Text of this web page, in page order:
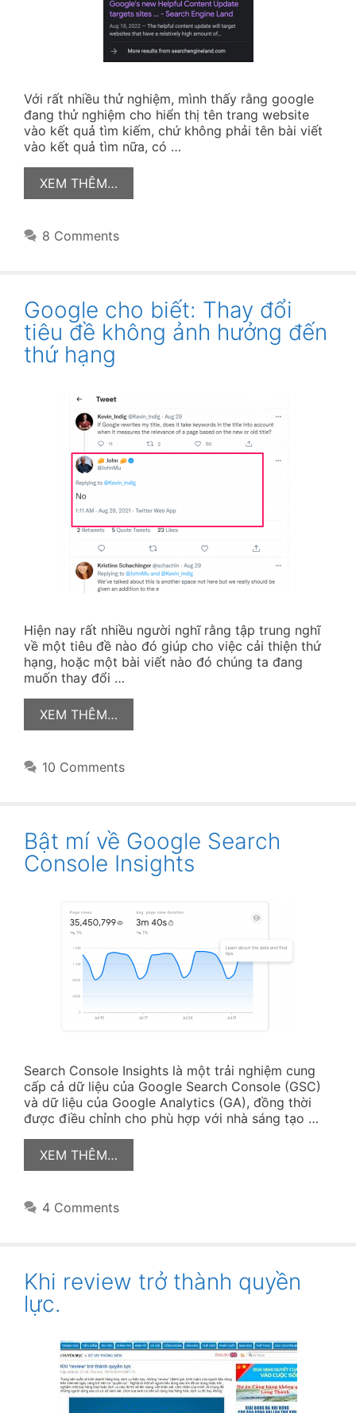
Với rất nhiều thử nghiệm, mình thấy rằng google
đang thử nghiệm cho hiển thị tên trang website
vào kết quả tìm kiếm, chứ không phải tên bài viết
vào kết quả tìm nữa, có …
XEM THÊM…
8 Comments
Google cho biết: Thay đổi
tiêu đề không ảnh hưởng đến
thứ hạng
Hiện nay rất nhiều người nghĩ rằng tập trung nghĩ
về một tiêu đề nào đó giúp cho việc cải thiện thứ
hạng, hoặc một bài viết nào đó chúng ta đang
muốn thay đổi …
XEM THÊM…
10 Comments
Bật mí về Google Search
Console Insights
Search Console Insights là một trải nghiệm cung
cấp cả dữ liệu của Google Search Console (GSC)
và dữ liệu của Google Analytics (GA), đồng thời
được điều chỉnh cho phù hợp với nhà sáng tạo …
XEM THÊM…
4 Comments
Khi review trở thành quyền
lực.